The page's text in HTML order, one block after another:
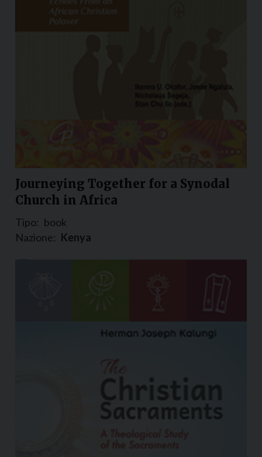
Journeying Together for a Synodal
Church in Africa
Tipo: book
Nazione: Kenya